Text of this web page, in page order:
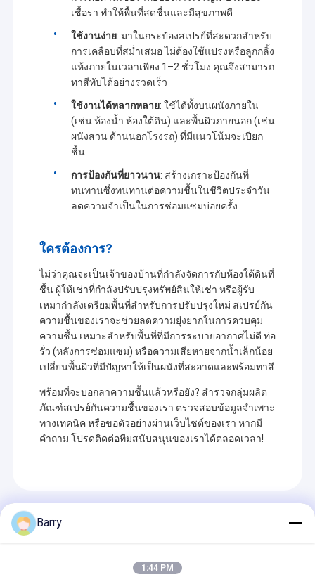
เชื้อรา ทำให้พื้นที่สดชื่นและมีสุขภาพดี
ใช้งานง่าย: มาในกระป๋องสเปรย์ที่สะดวกสำหรับ
การเคลือบที่สม่ำเสมอ ไม่ต้องใช้แปรงหรือลูกกลิ้ง
แห้งภายในเวลาเพียง 1–2 ชั่วโมง คุณจึงสามารถ
ทาสีทับได้อย่างรวดเร็ว
ใช้งานได้หลากหลาย: ใช้ได้ทั้งบนผนังภายใน
(เช่น ห้องน้ำ ห้องใต้ดิน) และพื้นผิวภายนอก (เช่น
ผนังสวน ด้านนอกโรงรถ) ที่มีแนวโน้มจะเปียก
ชื้น
การป้องกันที่ยาวนาน: สร้างเกราะป้องกันที่
ทนทานซึ่งทนทานต่อความชื้นในชีวิตประจำวัน
ลดความจำเป็นในการซ่อมแซมบ่อยครั้ง
ใครต้องการ?
ไม่ว่าคุณจะเป็นเจ้าของบ้านที่กำลังจัดการกับห้องใต้ดินที่
ชื้น ผู้ให้เช่าที่กำลังปรับปรุงทรัพย์สินให้เช่า หรือผู้รับ
เหมากำลังเตรียมพื้นที่สำหรับการปรับปรุงใหม่ สเปรย์กัน
ความชื้นของเราจะช่วยลดความยุ่งยากในการควบคุม
ความชื้น เหมาะสำหรับพื้นที่ที่มีการระบายอากาศไม่ดี ท่อ
รั่ว (หลังการซ่อมแซม) หรือความเสียหายจากน้ำเล็กน้อย
เปลี่ยนพื้นผิวที่มีปัญหาให้เป็นผนังที่สะอาดและพร้อมทาสี
พร้อมที่จะบอกลาความชื้นแล้วหรือยัง? สำรวจกลุ่มผลิต
ภัณฑ์สเปรย์กันความชื้นของเรา ตรวจสอบข้อมูลจำเพาะ
ทางเทคนิค หรือขอตัวอย่างผ่านเว็บไซต์ของเรา หากมี
คำถาม โปรดติดต่อทีมสนับสนุนของเราได้ตลอดเวลา!
Recommended Products
Barry
1:44 PM